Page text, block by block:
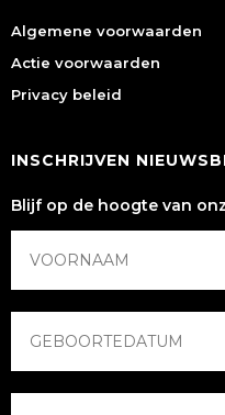
Algemene voorwaarden
Actie voorwaarden
Privacy beleid
INSCHRIJVEN
Blijf op de hoogte van